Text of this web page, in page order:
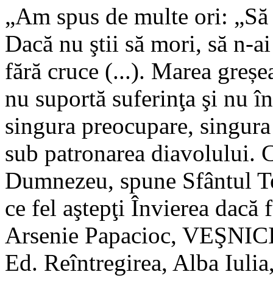
„Am spus de multe ori:
Dacă nu ştii să mori, să n-
fără cruce (...). Marea
nu suportă suferinţa şi nu
singura preocupare,
sub patrona­rea diavolului.
Dumnezeu, spune Sfântul
ce fel aştepţi Învierea
Arsenie Papacioc,
Ed. Reîntregirea, Alba